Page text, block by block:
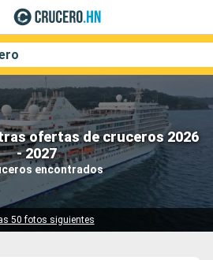
ofertas de cruceros 2026
- 2027
encontrados
50 fotos siguientes